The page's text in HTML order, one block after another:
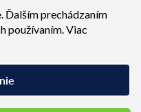
Ďalším prechádzaním
používaním. Viac
467,71 €